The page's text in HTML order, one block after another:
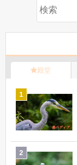
殿堂